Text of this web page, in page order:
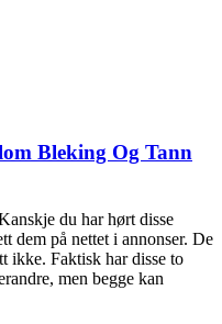
Bleking Og Tann
du har hørt disse
dem på nettet i annonser. De
ikke. Faktisk har disse to
men begge kan